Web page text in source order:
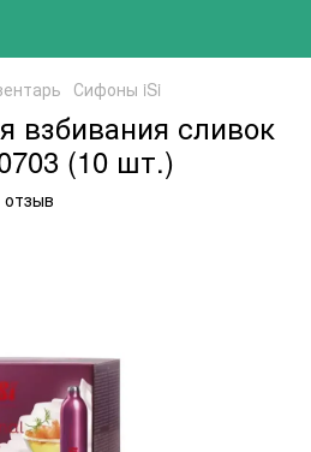
Сифоны iSi
взбивания сливок
(10 шт.)